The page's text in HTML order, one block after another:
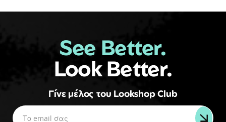
See Better.
Look Better.
Γίνε μέλος του Lookshop Club